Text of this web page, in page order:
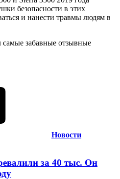
безопасности в этих
и нанести травмы людям в
забавные отзывные
Новости
за 40 тыс. Он